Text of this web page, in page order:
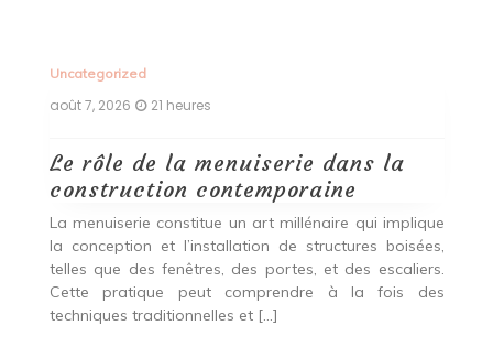
Uncategorized
août 7, 2026 21 heures
Le rôle de la menuiserie dans la
construction contemporaine
La menuiserie constitue un art millénaire qui implique
la conception et l’installation de structures boisées,
telles que des fenêtres, des portes, et des escaliers.
Cette pratique peut comprendre à la fois des
techniques traditionnelles et […]